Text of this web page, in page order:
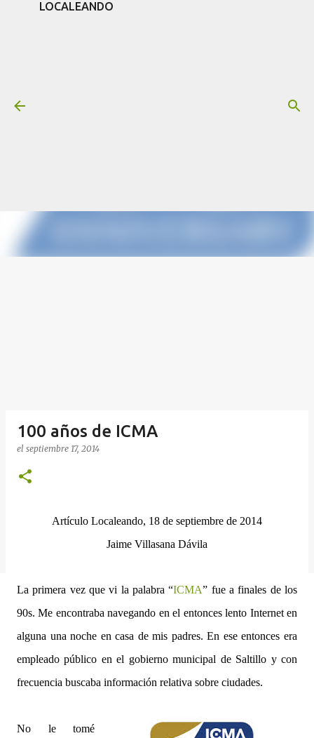
LOCALEANDO
100 años de ICMA
el septiembre 17, 2014
Artículo Localeando, 18 de septiembre de 2014
Jaime Villasana Dávila
La primera vez que vi la palabra “ICMA” fue a finales de los
90s. Me encontraba navegando en el entonces lento Internet en
alguna una noche en casa de mis padres. En ese entonces era
empleado público en el gobierno municipal de Saltillo y con
frecuencia buscaba información relativa sobre ciudades.
No le tomé